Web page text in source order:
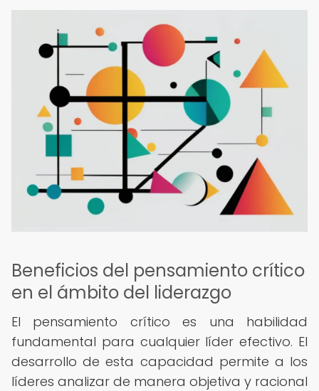
Beneficios del pensamiento crítico
en el ámbito del liderazgo
El pensamiento crítico es una habilidad
fundamental para cualquier líder efectivo. El
desarrollo de esta capacidad permite a los
líderes analizar de manera objetiva y racional